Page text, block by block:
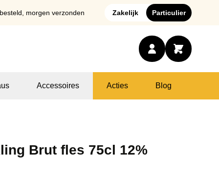
morgen verzonden Zakelijk Particulier
Accessoires Acties Blog
Brut fles 75cl 12%